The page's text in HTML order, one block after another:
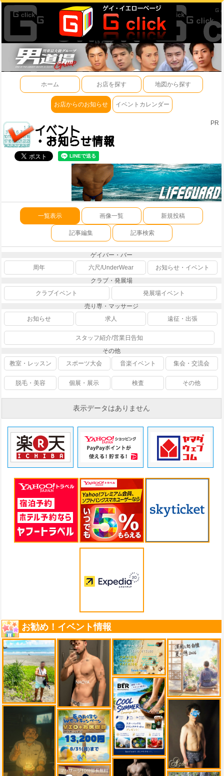
ホーム お店を探す 地図から探す
お店からのお知らせ イベントカレンダー
PR
一覧表示 画像一覧 新規投稿
記事編集 記事検索
ゲイバー・バー
周年
六尺/UnderWear
お知らせ・イベント
クラブ・発展場
クラブイベント
発展場イベント
売り専・マッサージ
お知らせ
求人 遠征・出張
スタッフ紹介/営業日告知
その他
教室・レッスン
スポーツ大会 音楽イベント 集会・交流会
脱毛・美容 個展・展示 検査 その他
表示データはありません
お勧め！イベント情報